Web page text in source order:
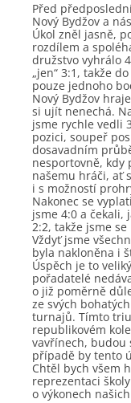
Před
Nový Bydžov a
Úkol zněl jasně,
rozdílem a
družstvo vyhrálo
„jen“ 3:1, takže
pouze jednoho
Nový Bydžov
si ujít nenechá.
jsme rychle vedli
pozici, soupeř
dosavadním
nesportovně, kdy
našemu hráči, ať
i s možností
Nakonec se
jsme 4:0 a čekali,
2:2, takže jsme
Vždyť jsme
byla nakloněna i
Úspěch je to
pořadatelé
o již poměrně
ze svých
turnajů. Tímto
republikovém
vavřínech, budou
případě by tento
Chtěl bych všem
reprezentaci
o výkonech